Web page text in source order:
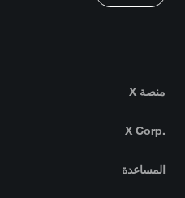
منصة X
X Corp.‎
المساعدة